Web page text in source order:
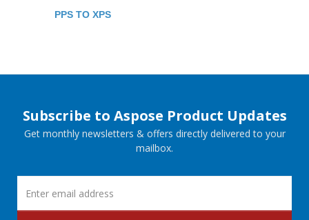
PPS TO XPS
Subscribe to Aspose Product Updates
Get monthly newsletters & offers directly delivered to your
mailbox.